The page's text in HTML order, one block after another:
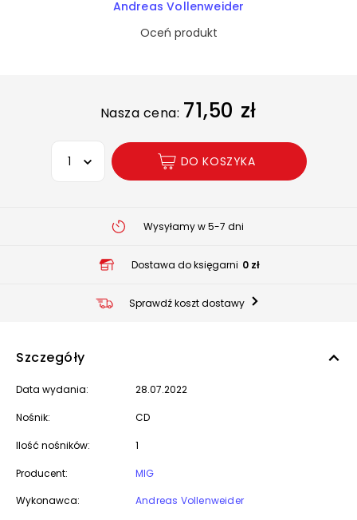
Andreas Vollenweider
Oceń produkt
Nasza cena: 71,50 zł
Wybierz opcję
DO KOSZYKA
Wysyłamy w 5-7 dni
Dostawa do księgarni 0 zł
Sprawdź koszt dostawy
Szczegóły
Data wydania: 28.07.2022
Nośnik: CD
Ilość nośników: 1
Producent:
MIG
Wykonawca:
Andreas Vollenweider